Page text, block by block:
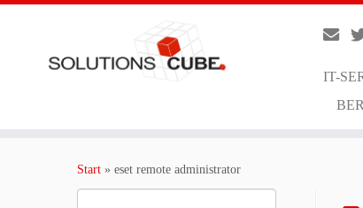
IT-
Start » eset remote administrator